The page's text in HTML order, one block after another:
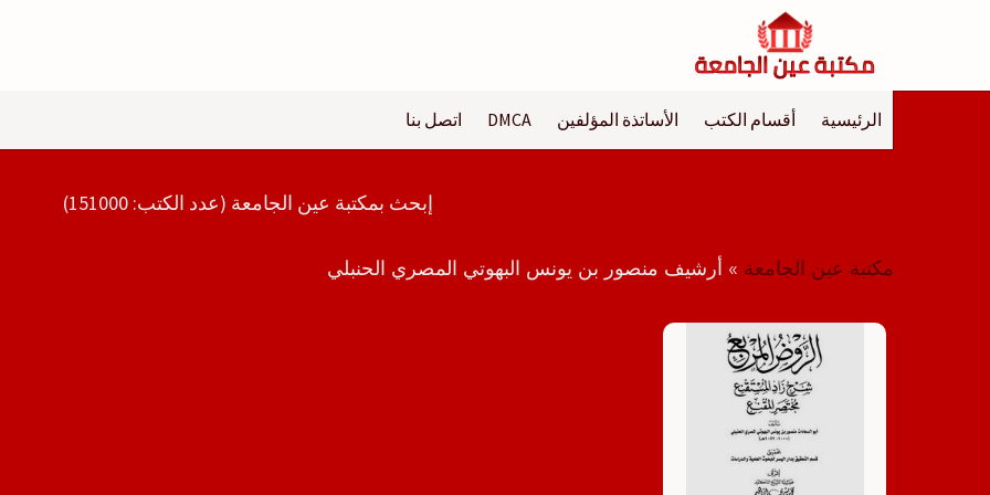
الرئيسية أقسام الكتب الأساتذة المؤلفين DMCA اتصل بنا
إبحث بمكتبة عين الجامعة (عدد الكتب: 151000)
مكتبة عين الجامعة » أرشيف منصور بن يونس البهوتي المصري الحنبلي